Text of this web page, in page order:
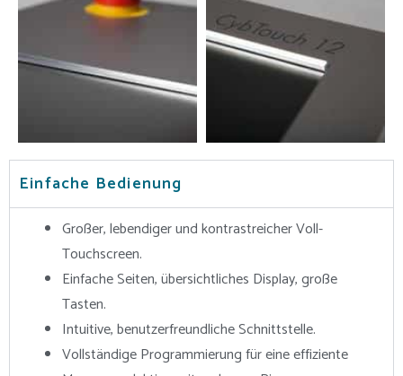
Einfache Bedienung
Großer, lebendiger und kontrastreicher Voll-
Touchscreen.
Einfache Seiten, übersichtliches Display, große
Tasten.
Intuitive, benutzerfreundliche Schnittstelle.
Vollständige Programmierung für eine effiziente